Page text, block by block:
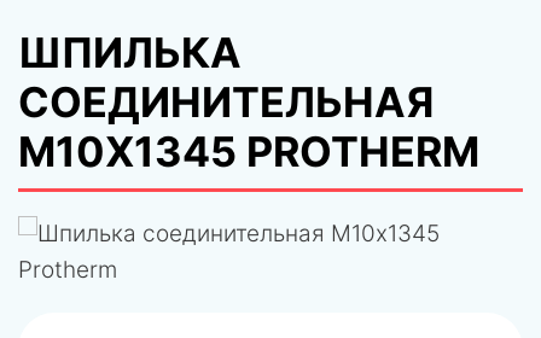
ШПИЛЬКА
СОЕДИНИТЕЛЬНАЯ
М10X1345 PROTHERM